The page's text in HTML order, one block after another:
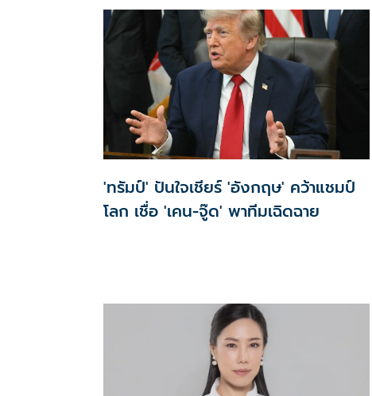
กำลังและการส่งสัญญาณไล่ล่าผู้ก่อเหตุยิงทหารพรานเสีย
ชีวิต 5 นาย รัฐบาลควรประเมินผลกระทบในระดับ
ยุทธศาสตร์อย่างรอบคอบ เพราะอาจกระทบต่อความเชื่อ
มั่นและการสนับสนุนจากประชาชน โดย มาร์ค พิตบูล ระบุ
ว่า สส. คือสมาชิกสภาผู้แทนราษฎร(ไทย) ไม่ใช่ผู้แทนโจร
'ทรัมป์' ปันใจเชียร์ 'อังกฤษ' คว้าแชมป์
โลก เชื่อ 'เคน-จู๊ด' พาทีมเฉิดฉาย